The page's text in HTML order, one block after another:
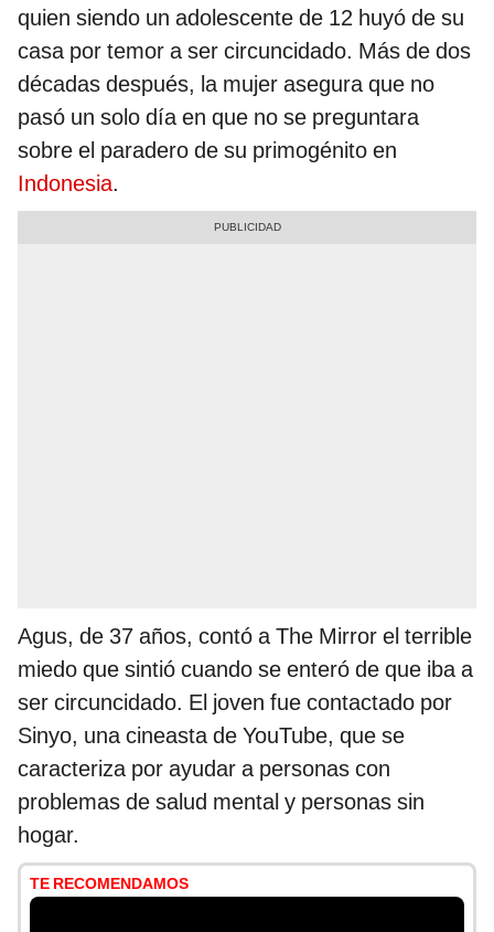
quien siendo un adolescente de 12 huyó de su
casa por temor a ser circuncidado. Más de dos
décadas después, la mujer asegura que no
pasó un solo día en que no se preguntara
sobre el paradero de su primogénito en
Indonesia.
Agus, de 37 años, contó a The Mirror el terrible
miedo que sintió cuando se enteró de que iba a
ser circuncidado. El joven fue contactado por
Sinyo, una cineasta de YouTube, que se
caracteriza por ayudar a personas con
problemas de salud mental y personas sin
hogar.
TE RECOMENDAMOS